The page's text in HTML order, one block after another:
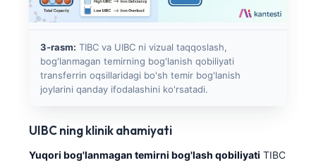
3-rasm: TIBC va UIBC ni vizual taqqoslash,
bog'lanmagan temirning bog'lanish qobiliyati
transferrin oqsillaridagi bo'sh temir bog'lanish
joylarini qanday ifodalashini ko'rsatadi.
UIBC ning klinik ahamiyati
Yuqori bog'lanmagan temirni bog'lash qobiliyati TIBC